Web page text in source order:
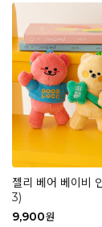
젤리 베어 베이비
3)
9,900원